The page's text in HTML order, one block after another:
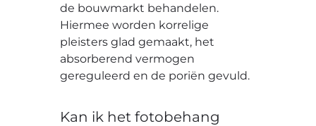
de bouwmarkt behandelen.
Hiermee worden korrelige
pleisters glad gemaakt, het
absorberend vermogen
gereguleerd en de poriën gevuld.
Kan ik het fotobehang